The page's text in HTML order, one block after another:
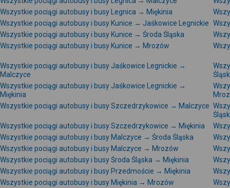
Wszystkie pociągi autobusy i busy Legnica → Miękinia
Wszystkie pociągi autobusy i busy Kunice → Jaśkowice Legnickie
Wszystkie pociągi autobusy i busy Kunice → Środa Śląska
Wszystkie pociągi autobusy i busy Kunice → Mrozów
Wszystkie pociągi autobusy i busy Jaśkowice Legnickie →
Malczyce
Wszystkie pociągi autobusy i busy Jaśkowice Legnickie →
Miękinia
Wszystkie pociągi autobusy i busy Szczedrzykowice → Malczyce
Wszystkie pociągi autobusy i busy Szczedrzykowice → Miękinia
Wszystkie pociągi autobusy i busy Malczyce → Środa Śląska
Wszystkie pociągi autobusy i busy Malczyce → Mrozów
Wszystkie pociągi autobusy i busy Środa Śląska → Miękinia
Wszystkie pociągi autobusy i busy Przedmoście → Miękinia
Wszystkie pociągi autobusy i busy Miękinia → Mrozów